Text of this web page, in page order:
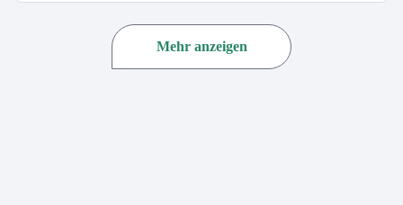
Mehr anzeigen